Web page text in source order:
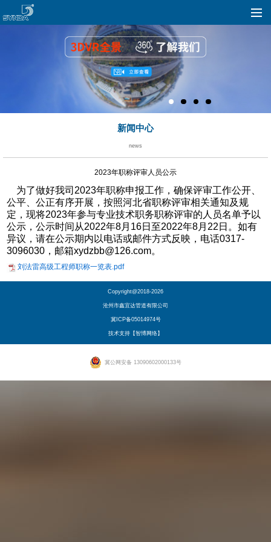
新闻中心
news
2023年职称评审人员公示
为了做好我司2023年职称申报工作，确保评审工作公开、
公平、公正有序开展，按照河北省职称评审相关通知及规
定，现将2023年参与专业技术职务职称评审的人员名单予以
公示，公示时间从2022年8月16日至2022年8月22日。如有
异议，请在公示期内以电话或邮件方式反映，电话0317-
3096030，邮箱xydzbb@126.com。
刘法雷高级工程师职称一览表.pdf
Copyright@2018-2026
沧州市鑫宜达管道有限公司
冀ICP备05014974号
技术支持【智博网络】
冀公网安备 13090602000133号